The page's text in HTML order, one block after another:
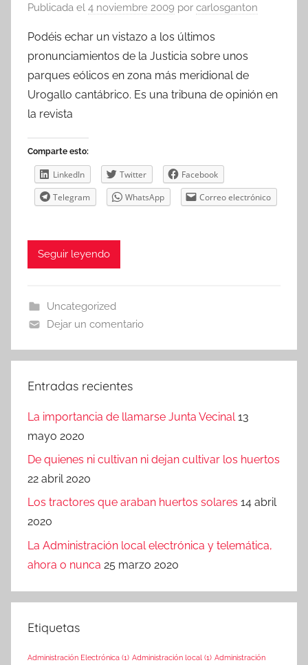
Publicada el 4 noviembre 2009 por carlosganton
Podéis echar un vistazo a los últimos
pronunciamientos de la Justicia sobre unos
parques eólicos en zona más meridional de
Urogallo cantábrico. Es una tribuna de opinión en
la revista
Comparte esto:
LinkedIn Twitter
Facebook
Telegram
WhatsApp Correo electrónico
Seguir leyendo
Uncategorized
Dejar un comentario
Entradas recientes
La importancia de llamarse Junta Vecinal 13
mayo 2020
De quienes ni cultivan ni dejan cultivar los huertos
22 abril 2020
Los tractores que araban huertos solares 14 abril
2020
La Administración local electrónica y telemática,
ahora o nunca 25 marzo 2020
Etiquetas
Administración Electrónica (1) Administración local (1) Administración